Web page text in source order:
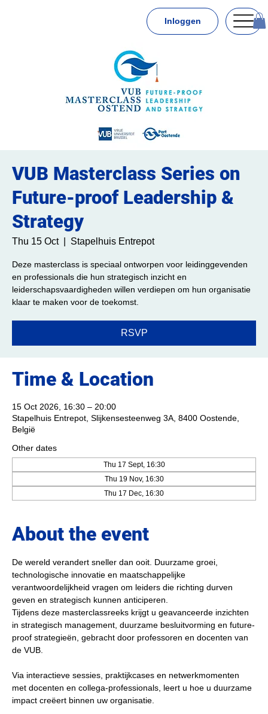
Inloggen
VUB Masterclass Series on
Future-proof Leadership &
Strategy
Thu 15 Oct
  |
Stapelhuis Entrepot
Deze masterclass is speciaal ontworpen voor leidinggevenden
en professionals die hun strategisch inzicht en
leiderschapsvaardigheden willen verdiepen om hun organisatie
klaar te maken voor de toekomst.
RSVP
Time & Location
15 Oct 2026, 16:30 – 20:00
Stapelhuis Entrepot, Slijkensesteenweg 3A, 8400 Oostende,
België
Other dates
Thu 17 Sept, 16:30
Thu 19 Nov, 16:30
Thu 17 Dec, 16:30
About the event
De wereld verandert sneller dan ooit. Duurzame groei,
technologische innovatie en maatschappelijke
verantwoordelijkheid vragen om leiders die richting durven
geven en strategisch kunnen anticiperen.
Tijdens deze masterclassreeks krijgt u geavanceerde inzichten
in strategisch management, duurzame besluitvorming en future-
proof strategieën, gebracht door professoren en docenten van
de VUB.
Via interactieve sessies, praktijkcases en netwerkmomenten
met docenten en collega-professionals, leert u hoe u duurzame
impact creëert binnen uw organisatie.